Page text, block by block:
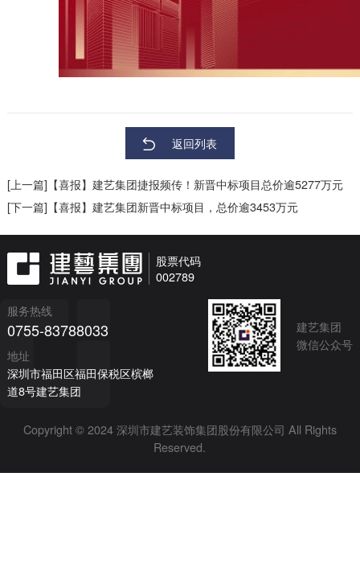
返回列表
[上一篇]【喜报】建艺集团捷报频传！新晋中标项目总价逾5277万元
[下一篇]【喜报】建艺集团新晋中标项目，总价逾3453万元
股票代码
002789
服务热线
0755-83788033
地址
深圳市福田区福田保税区槟榔
道8号建艺集团
建艺集团
微信公众号
Copyright © 2024 深圳市建艺装饰集团股份有限公司 All Rights
Reserved.